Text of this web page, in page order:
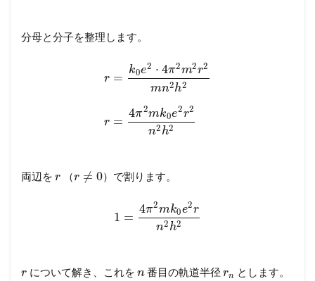
分母と分子を整理します。
r
r
=
k0e2 ⋅ 4π2m2r2
mn2h2
=
4π2mk0e2r2
n2 h2
両辺を r （r ≠ 0）で割ります。
1 =
4π2mk0e2r
n2 h2
r について解き、これを n番目の軌道半径 rn とします。